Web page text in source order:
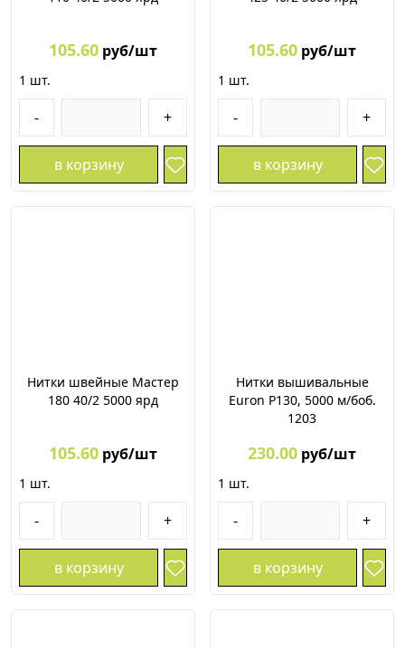
105.60 руб/шт
1 шт.
- +
в корзину
105.60 руб/шт
1 шт.
- +
в корзину
Нитки швейные Мастер
180 40/2 5000 ярд
105.60 руб/шт
1 шт.
- +
в корзину
Нитки вышивальные
Euron P130, 5000 м/боб.
1203
230.00 руб/шт
1 шт.
- +
в корзину